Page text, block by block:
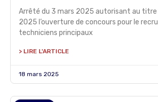
Arrêté du 3 mars 2025 autorisant au titre
2025 l’ouverture de concours pour le
techniciens principaux
> LIRE L'ARTICLE
18 mars 2025